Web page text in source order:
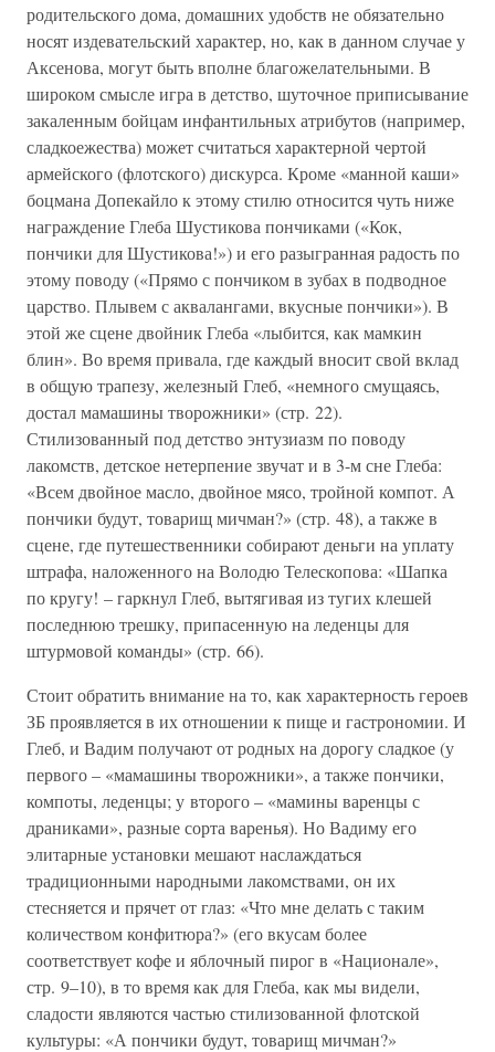
родительского дома, домашних удобств не обязательно
носят издевательский характер, но, как в данном случае у
Аксенова, могут быть вполне благожелательными. В
широком смысле игра в детство, шуточное приписывание
закаленным бойцам инфантильных атрибутов (например,
сладкоежества) может считаться характерной чертой
армейского (флотского) дискурса. Кроме «манной каши»
боцмана Допекайло к этому стилю относится чуть ниже
награждение Глеба Шустикова пончиками («Кок,
пончики для Шустикова!») и его разыгранная радость по
этому поводу («Прямо с пончиком в зубах в подводное
царство. Плывем с аквалангами, вкусные пончики»). В
этой же сцене двойник Глеба «лыбится, как мамкин
блин». Во время привала, где каждый вносит свой вклад
в общую трапезу, железный Глеб, «немного смущаясь,
достал мамашины творожники» (стр. 22).
Стилизованный под детство энтузиазм по поводу
лакомств, детское нетерпение звучат и в 3-м сне Глеба:
«Всем двойное масло, двойное мясо, тройной компот. А
пончики будут, товарищ мичман?» (стр. 48), а также в
сцене, где путешественники собирают деньги на уплату
штрафа, наложенного на Володю Телескопова: «Шапка
по кругу! – гаркнул Глеб, вытягивая из тугих клешей
последнюю трешку, припасенную на леденцы для
штурмовой команды» (стр. 66).
Стоит обратить внимание на то, как характерность героев
ЗБ проявляется в их отношении к пище и гастрономии. И
Глеб, и Вадим получают от родных на дорогу сладкое (у
первого – «мамашины творожники», а также пончики,
компоты, леденцы; у второго – «мамины варенцы с
драниками», разные сорта варенья). Но Вадиму его
элитарные установки мешают наслаждаться
традиционными народными лакомствами, он их
стесняется и прячет от глаз: «Что мне делать с таким
количеством конфитюра?» (его вкусам более
соответствует кофе и яблочный пирог в «Национале»,
стр. 9–10), в то время как для Глеба, как мы видели,
сладости являются частью стилизованной флотской
культуры: «А пончики будут, товарищ мичман?»